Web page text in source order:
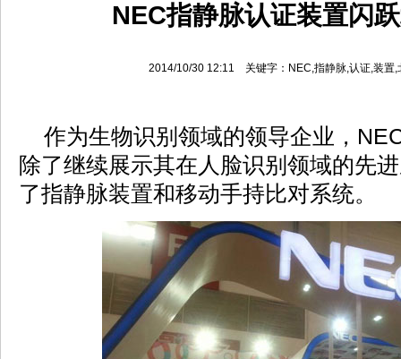
NEC指静脉认证装置闪
2014/10/30 12:11 关键字：NEC,指静脉,认证,装
作为生物识别领域的领导企业，
除了继续展示其在人脸识别领域的先
了指静脉装置和移动手持比对系统。